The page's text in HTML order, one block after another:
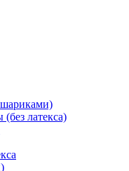
латекса)